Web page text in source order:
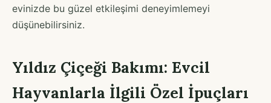
evinizde bu güzel etkileşimi deneyimlemeyi
düşünebilirsiniz.
Yıldız Çiçeği Bakımı: Evcil
Hayvanlarla İlgili Özel İpuçları